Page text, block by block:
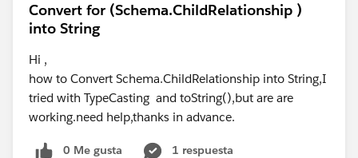
Convert for (Schema.ChildRelationship )
into String
Hi ,
how to Convert Schema.ChildRelationship into String,I
tried with TypeCasting and toString(),but are are
working.need help,thanks in advance.
0 Me gusta
1 respuesta